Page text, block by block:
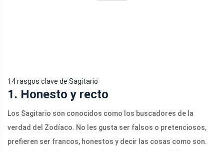
14 rasgos clave de Sagitario
1. Honesto y recto
Los Sagitario son conocidos como los buscadores de la
verdad del Zodíaco. No les gusta ser falsos o pretenciosos,
prefieren ser francos, honestos y decir las cosas como son.